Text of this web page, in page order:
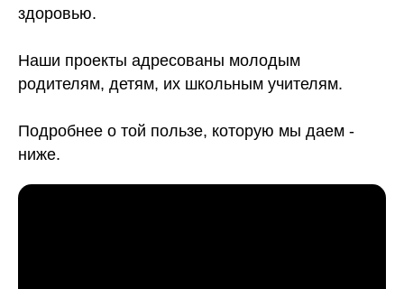
здоровью.
Наши проекты адресованы молодым
родителям, детям, их школьным учителям.
Подробнее о той пользе, которую мы даем -
ниже.